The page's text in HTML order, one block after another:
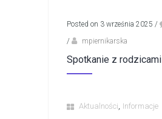
Posted on 3 września 2025 /
/
mpiernikarska
Spotkanie z rodzicami
Aktualności Informacje